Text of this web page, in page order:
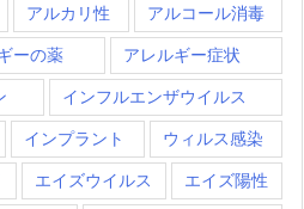
アルカリ性 アルコール消毒
ーの薬 アレルギー症状
インフルエンザウイルス
インプラント ウィルス感染
エイズウイルス エイズ陽性